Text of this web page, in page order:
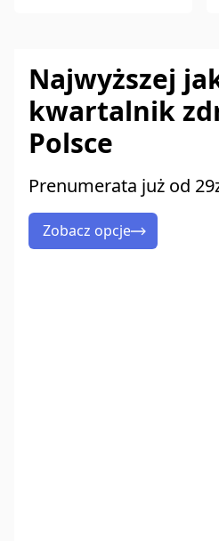
Najwyższej
kwartalnik
Polsce
Prenumerata już od
Zobacz opcje